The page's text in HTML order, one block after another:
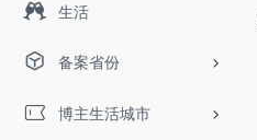
生活
备案省份
博主生活城市